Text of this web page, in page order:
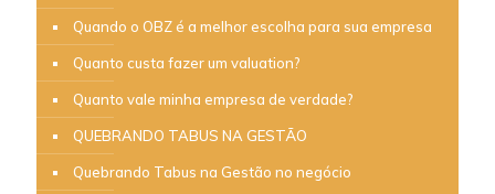
Quando o OBZ é a melhor escolha para sua empresa
Quanto custa fazer um valuation?
Quanto vale minha empresa de verdade?
QUEBRANDO TABUS NA GESTÃO
Quebrando Tabus na Gestão no negócio